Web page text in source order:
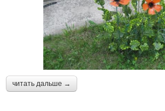
читать дальше →